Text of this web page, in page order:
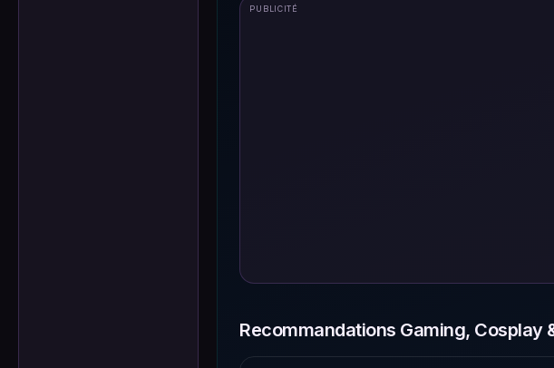
PUBLICITÉ
Recommandations Gaming, Cosplay